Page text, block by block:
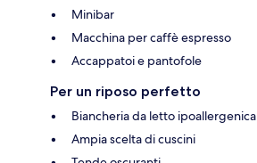
Minibar
Macchina per caffè espresso
Accappatoi e pantofole
Per un riposo perfetto
Biancheria da letto ipoallergenica
Ampia scelta di cuscini